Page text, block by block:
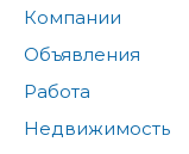
Компании
Объявления
Работа
Недвижимость